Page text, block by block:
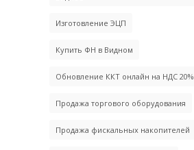
Изготовление ЭЦП
Купить ФН в Видном
Обновление ККТ онлайн на НДС 20%
Продажа торгового оборудования
Продажа фискальных накопителей